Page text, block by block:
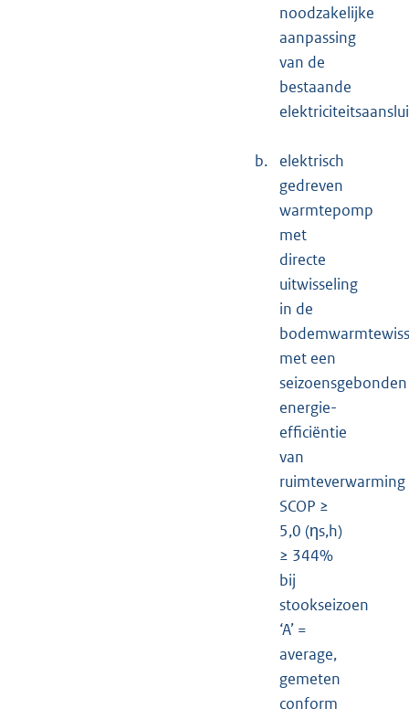
noodzakelijke
aanpassing
van de
bestaande
b.
elektrisch
gedreven
warmtepomp
met
directe
uitwisseling
in de
met een
seizoensgebonden
energie-
efficiëntie
van
ruimteverwarming
SCOP ≥
5,0 (ηs,h)
≥ 344%
bij
stookseizoen
‘A’ =
average,
gemeten
conform